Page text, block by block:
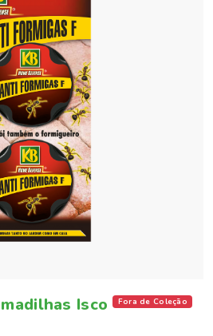
Isco Fora de Coleção